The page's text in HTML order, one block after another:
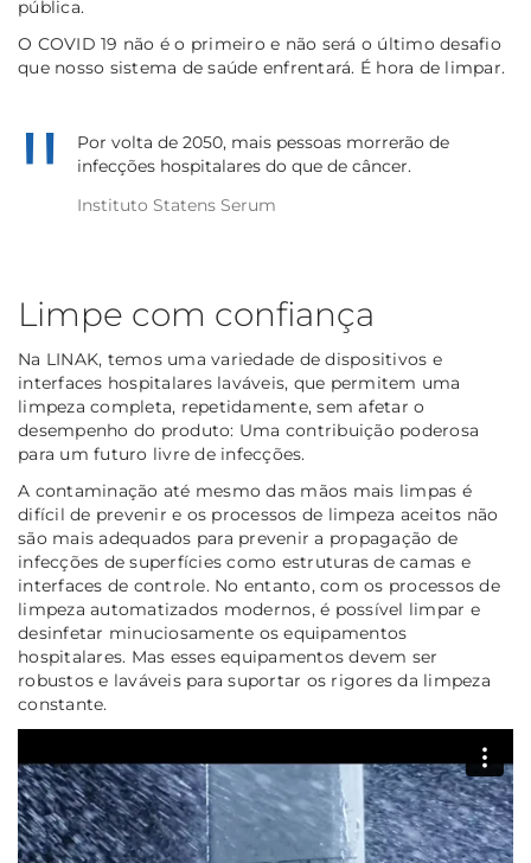
pública.
O COVID 19 não é o primeiro e não será o último desafio
que nosso sistema de saúde enfrentará. É hora de limpar.
Por volta de 2050, mais pessoas morrerão de
infecções hospitalares do que de câncer.
Instituto Statens Serum
Limpe com confiança
Na LINAK, temos uma variedade de dispositivos e
interfaces hospitalares laváveis, que permitem uma
limpeza completa, repetidamente, sem afetar o
desempenho do produto: Uma contribuição poderosa
para um futuro livre de infecções.
A contaminação até mesmo das mãos mais limpas é
difícil de prevenir e os processos de limpeza aceitos não
são mais adequados para prevenir a propagação de
infecções de superfícies como estruturas de camas e
interfaces de controle. No entanto, com os processos de
limpeza automatizados modernos, é possível limpar e
desinfetar minuciosamente os equipamentos
hospitalares. Mas esses equipamentos devem ser
robustos e laváveis para suportar os rigores da limpeza
constante.